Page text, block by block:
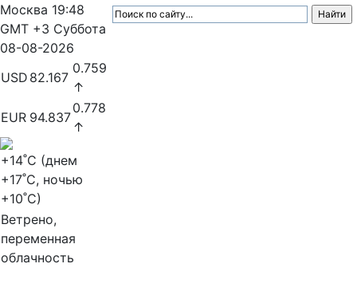
Москва 19:48
GMT +3 Суббота
08-08-2026
USD 82.167
0.759
↑
EUR 94.837
0.778
↑
+14˚C (днем
+17˚C, ночью
+10˚C)
Ветрено,
переменная
облачность